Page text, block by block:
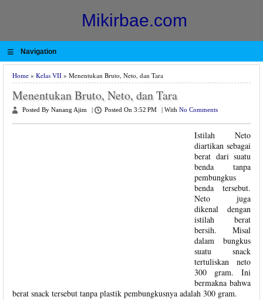
Mikirbae.com
≡ Navigation
Home » Kelas VII » Menentukan Bruto, Neto, dan Tara
Menentukan Bruto, Neto, dan Tara
Posted By Nanang Ajim Posted On 3:52 PM With No Comments
Istilah Neto
diartikan sebagai
berat dari suatu
benda tanpa
pembungkus
benda tersebut.
Neto juga
dikenal dengan
istilah berat
bersih. Misal
dalam bungkus
suatu snack
tertuliskan neto
300 gram. Ini
bermakna bahwa
berat snack tersebut tanpa plastik pembungkusnya adalah 300 gram.